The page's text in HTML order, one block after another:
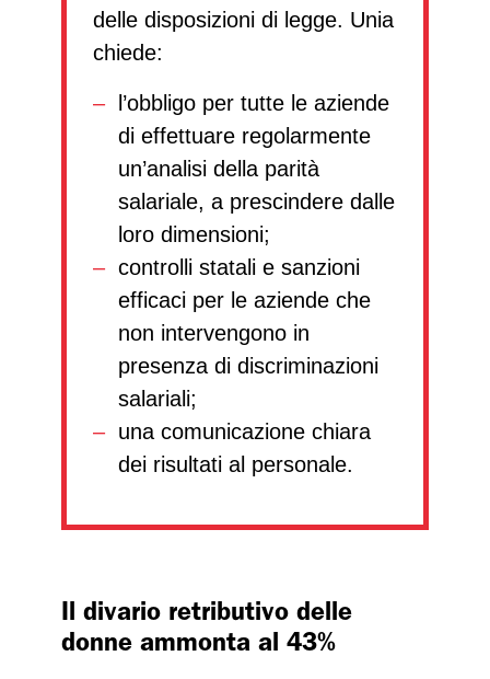
delle disposizioni di legge. Unia
chiede:
l’obbligo per tutte le aziende
di effettuare regolarmente
un’analisi della parità
salariale, a prescindere dalle
loro dimensioni;
controlli statali e sanzioni
efficaci per le aziende che
non intervengono in
presenza di discriminazioni
salariali;
una comunicazione chiara
dei risultati al personale.
Il divario retributivo delle
donne ammonta al 43%